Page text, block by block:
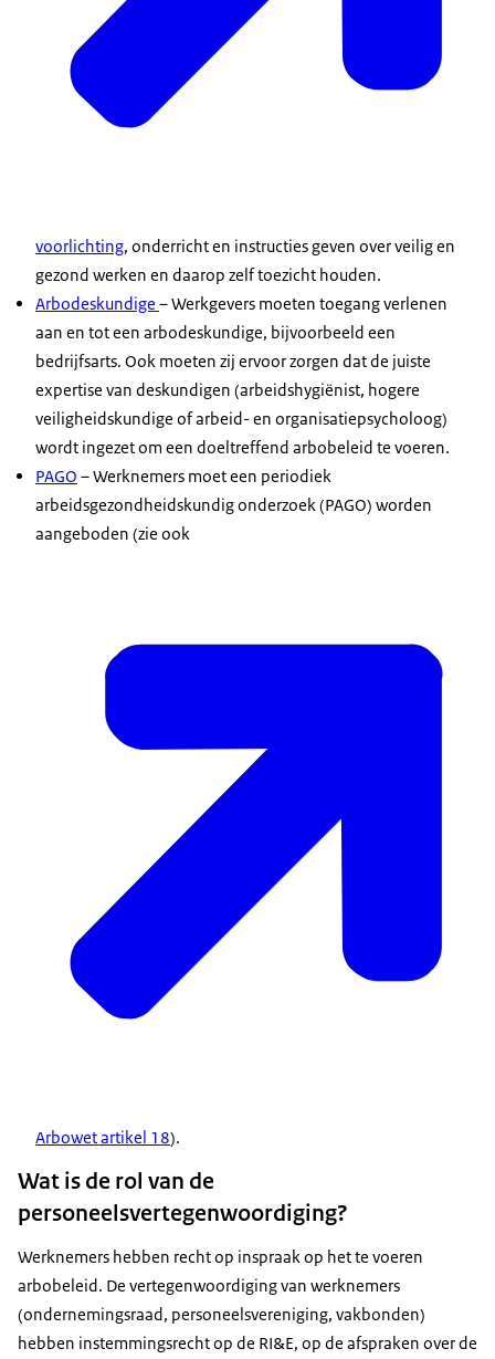
voorlichting, onderricht en instructies geven over veilig en
gezond werken en daarop zelf toezicht houden.
Arbodeskundige – Werkgevers moeten toegang verlenen
aan en tot een arbodeskundige, bijvoorbeeld een
bedrijfsarts. Ook moeten zij ervoor zorgen dat de juiste
expertise van deskundigen (arbeidshygiënist, hogere
veiligheidskundige of arbeid- en organisatiepsycholoog)
wordt ingezet om een doeltreffend arbobeleid te voeren.
PAGO – Werknemers moet een periodiek
arbeidsgezondheidskundig onderzoek (PAGO) worden
aangeboden (zie ook
Arbowet artikel 18).
Wat is de rol van de
personeelsvertegenwoordiging?
Werknemers hebben recht op inspraak op het te voeren
arbobeleid. De vertegenwoordiging van werknemers
(ondernemingsraad, personeelsvereniging, vakbonden)
hebben instemmingsrecht op de RI&E, op de afspraken over de